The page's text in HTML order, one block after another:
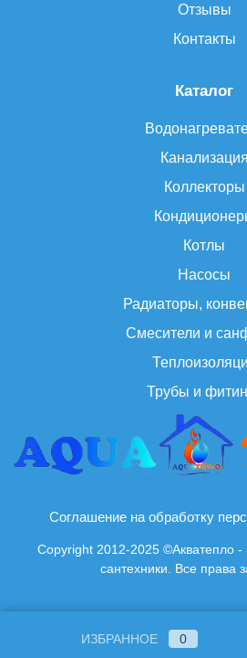
Каталог
Канализация
Коллекторы
Котлы
Насосы
Радиаторы,
Смесители и
Трубы и
Отзывы
Контакты
Соглашение на обработку
Copyright 2012-2025 ©Акватепло -
сантехники. Все права
ИЗБРАННОЕ 0